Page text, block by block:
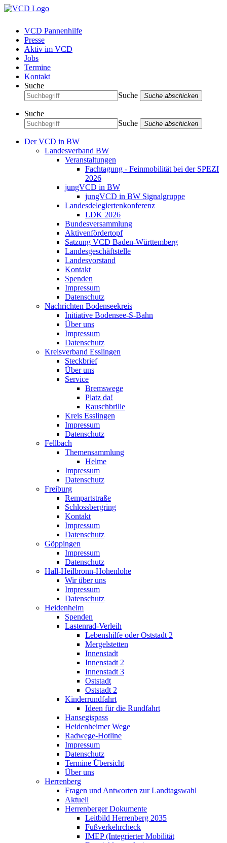
VCD Pannenhilfe
Presse
Aktiv im VCD
Jobs
Termine
Kontakt
Suche
Suche
Suche abschicken
Suche
Suche
Suche abschicken
Der VCD in BW
Landesverband BW
Veranstaltungen
Fachtagung - Feinmobilität bei der SPEZI
2026
jungVCD in BW
jungVCD in BW Signalgruppe
Landesdelegiertenkonferenz
LDK 2026
Bundesversammlung
Aktivenfördertopf
Satzung VCD Baden-Württemberg
Landesgeschäftstelle
Landesvorstand
Kontakt
Spenden
Impressum
Datenschutz
Nachrichten Bodenseekreis
Initiative Bodensee-S-Bahn
Über uns
Impressum
Datenschutz
Kreisverband Esslingen
Steckbrief
Über uns
Service
Bremswege
Platz da!
Rauschbrille
Kreis Esslingen
Impressum
Datenschutz
Fellbach
Themensammlung
Helme
Impressum
Datenschutz
Freiburg
Rempartstraße
Schlossbergring
Kontakt
Impressum
Datenschutz
Göppingen
Impressum
Datenschutz
Hall-Heilbronn-Hohenlohe
Wir über uns
Impressum
Datenschutz
Heidenheim
Spenden
Lastenrad-Verleih
Lebenshilfe oder Oststadt 2
Mergelstetten
Innenstadt
Innenstadt 2
Innenstadt 3
Oststadt
Oststadt 2
Kinderrundfahrt
Ideen für die Rundfahrt
Hansegispass
Heidenheimer Wege
Radwege-Hotline
Impressum
Datenschutz
Termine Übersicht
Über uns
Herrenberg
Fragen und Antworten zur Landtagswahl
Aktuell
Herrenberger Dokumente
Leitbild Herrenberg 2035
Fußverkehrcheck
IMEP (Integrierter Mobilität